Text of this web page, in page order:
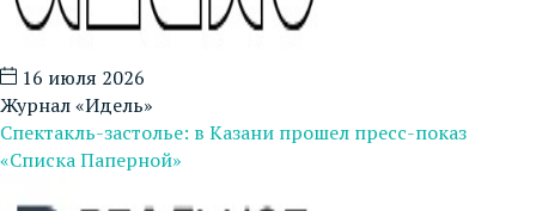
16 июля 2026
Журнал «Идель»
Спектакль-застолье: в Казани прошел пресс-показ
«Списка Паперной»